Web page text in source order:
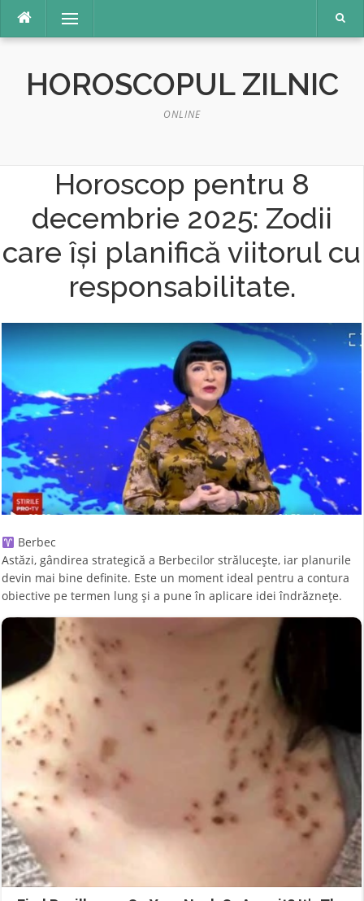
conținut
Meniu
HOROSCOPUL ZILNIC
ONLINE
Horoscop pentru 8
decembrie 2025: Zodii
care își planifică viitorul cu
responsabilitate.
Berbec
Astăzi, gândirea strategică a Berbecilor strălucește, iar planurile
devin mai bine definite. Este un moment ideal pentru a contura
obiective pe termen lung și a pune în aplicare idei îndrăznețe.